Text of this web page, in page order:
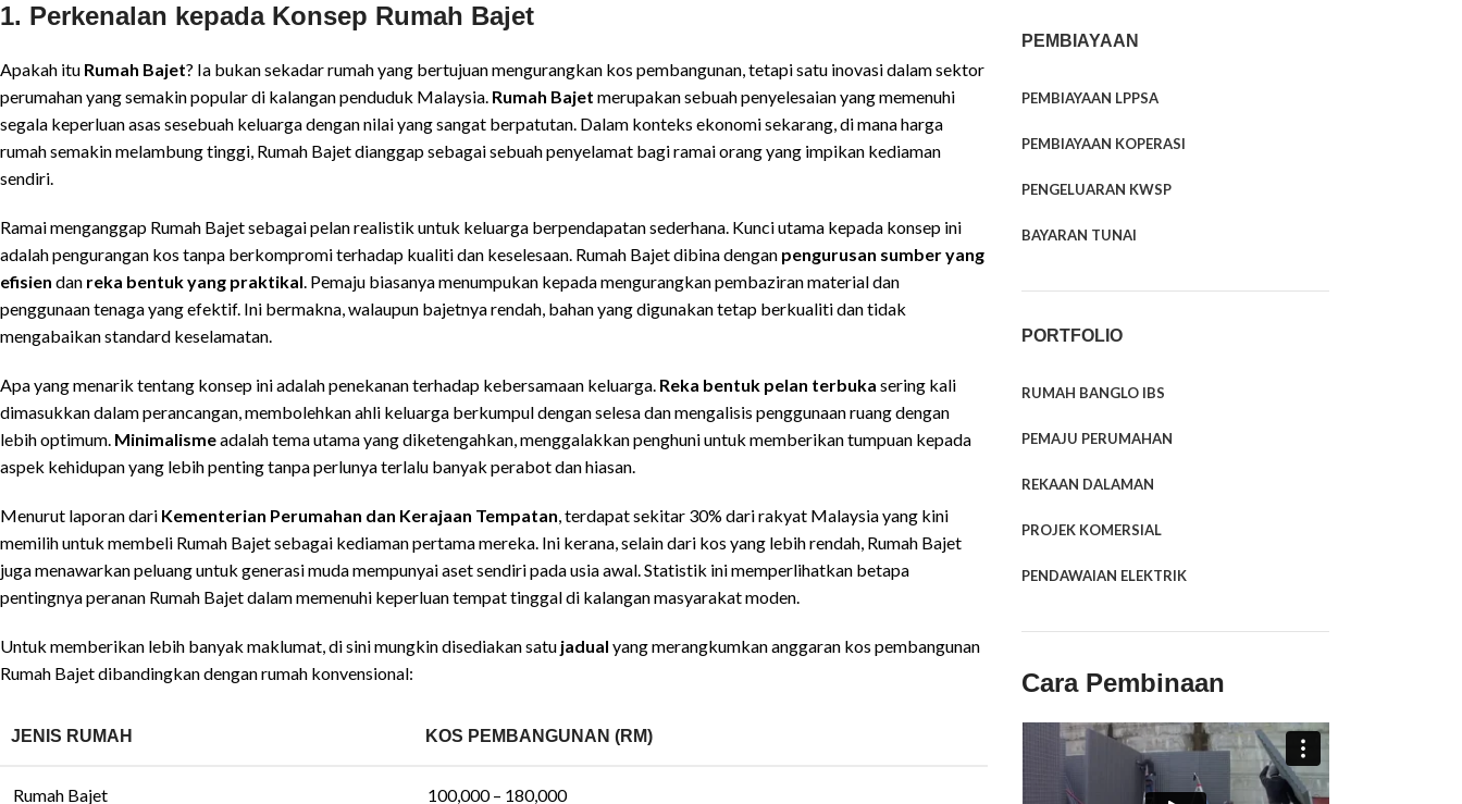
1. Perkenalan kepada Konsep Rumah Bajet
Apakah itu Rumah Bajet? Ia bukan sekadar rumah yang bertujuan mengurangkan kos pembangunan, tetapi satu inovasi dalam sektor
perumahan yang semakin popular di kalangan penduduk Malaysia. Rumah Bajet merupakan sebuah penyelesaian yang memenuhi
segala keperluan asas sesebuah keluarga dengan nilai yang sangat berpatutan. Dalam konteks ekonomi sekarang, di mana harga
rumah semakin melambung tinggi, Rumah Bajet dianggap sebagai sebuah penyelamat bagi ramai orang yang impikan kediaman
sendiri.
Ramai menganggap Rumah Bajet sebagai pelan realistik untuk keluarga berpendapatan sederhana. Kunci utama kepada konsep ini
adalah pengurangan kos tanpa berkompromi terhadap kualiti dan keselesaan. Rumah Bajet dibina dengan pengurusan sumber yang
efisien dan reka bentuk yang praktikal. Pemaju biasanya menumpukan kepada mengurangkan pembaziran material dan
penggunaan tenaga yang efektif. Ini bermakna, walaupun bajetnya rendah, bahan yang digunakan tetap berkualiti dan tidak
mengabaikan standard keselamatan.
Apa yang menarik tentang konsep ini adalah penekanan terhadap kebersamaan keluarga. Reka bentuk pelan terbuka sering kali
dimasukkan dalam perancangan, membolehkan ahli keluarga berkumpul dengan selesa dan mengalisis penggunaan ruang dengan
lebih optimum. Minimalismeadalah tema utama yang diketengahkan, menggalakkan penghuni untuk memberikan tumpuan kepada
aspek kehidupan yang lebih penting tanpa perlunya terlalu banyak perabot dan hiasan.
Menurut laporan dari Kementerian Perumahan dan Kerajaan Tempatan, terdapat sekitar 30% dari rakyat Malaysia yang kini
memilih untuk membeli Rumah Bajet sebagai kediaman pertama mereka. Ini kerana, selain dari kos yang lebih rendah, Rumah Bajet
juga menawarkan peluang untuk generasi muda mempunyai aset sendiri pada usia awal. Statistik ini memperlihatkan betapa
pentingnya peranan Rumah Bajet dalam memenuhi keperluan tempat tinggal di kalangan masyarakat moden.
Untuk memberikan lebih banyak maklumat, di sini mungkin disediakan satu jadual yang merangkumkan anggaran kos pembangunan
Rumah Bajet dibandingkan dengan rumah konvensional:
JENIS RUMAH KOS PEMBANGUNAN (RM)
Rumah Bajet 100,000 – 180,000
PEMBIAYAAN
PEMBIAYAAN LPPSA
PEMBIAYAAN KOPERASI
PENGELUARAN KWSP
BAYARAN TUNAI
PORTFOLIO
RUMAH BANGLO IBS
PEMAJU PERUMAHAN
REKAAN DALAMAN
PROJEK KOMERSIAL
PENDAWAIAN ELEKTRIK
Cara Pembinaan